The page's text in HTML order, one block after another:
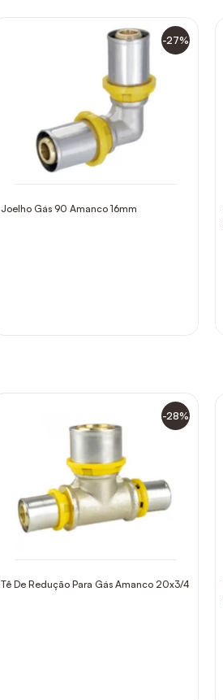
-27%
Joelho Gás 90 Amanco 16mm
-28%
Tê De Redução Para Gás Amanco 20x3/4